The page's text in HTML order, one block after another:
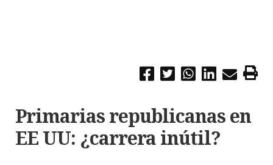
Primarias republicanas en
EE UU: ¿carrera inútil?